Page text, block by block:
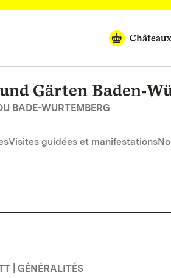
Gärten
BADE-WURTEMBERG
Visites guidées et manifestations
| GÉNÉRALITÉS